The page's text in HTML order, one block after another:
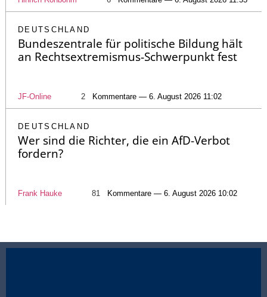
DEUTSCHLAND
Bundeszentrale für politische Bildung hält
an Rechtsextremismus-Schwerpunkt fest
JF-Online 2 Kommentare — 6. August 2026 11:02
DEUTSCHLAND
Wer sind die Richter, die ein AfD-Verbot
fordern?
Frank Hauke 81 Kommentare — 6. August 2026 10:02